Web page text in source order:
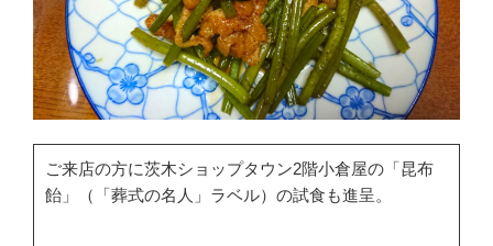
ご来店の方に茨木ショップタウン2階小倉屋の「昆布
飴」（「葬式の名人」ラベル）の試食も進呈。